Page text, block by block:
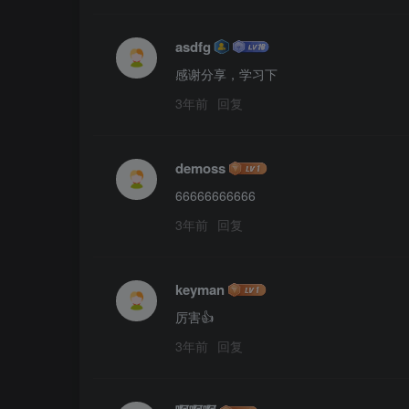
asdfg
感谢分享，学习下
3年前 回复
demoss
66666666666
3年前 回复
keyman
厉害👍
3年前 回复